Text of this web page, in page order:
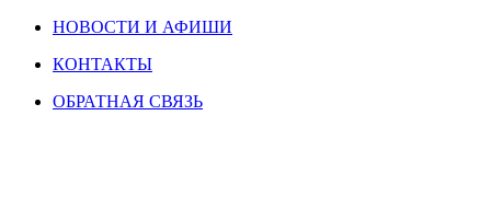
НОВОСТИ И АФИШИ
КОНТАКТЫ
ОБРАТНАЯ СВЯЗЬ